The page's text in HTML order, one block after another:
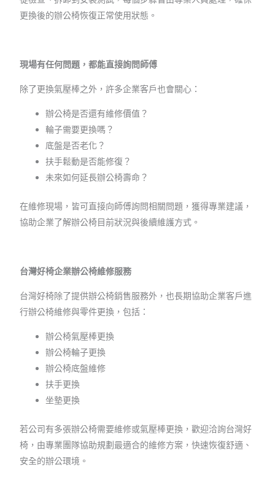
更換後的辦公椅恢復正常使用狀態。
現場有任何問題，都能直接詢問師傅
除了更換氣壓棒之外，許多企業客戶也會關心：
辦公椅是否還有維修價值？
輪子需要更換嗎？
底盤是否老化？
扶手鬆動是否能修復？
未來如何延長辦公椅壽命？
在維修現場，皆可直接向師傅詢問相關問題，獲得專業建議，
協助企業了解辦公椅目前狀況與後續維護方式。
台灣好椅企業辦公椅維修服務
台灣好椅除了提供辦公椅銷售服務外，也長期協助企業客戶進
行辦公椅維修與零件更換，包括：
辦公椅氣壓棒更換
辦公椅輪子更換
辦公椅底盤維修
扶手更換
坐墊更換
若公司有多張辦公椅需要維修或氣壓棒更換，歡迎洽詢台灣好
椅，由專業團隊協助規劃最適合的維修方案，快速恢復舒適、
安全的辦公環境。